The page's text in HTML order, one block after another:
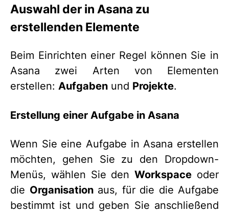
Auswahl der in Asana zu
erstellenden Elemente
Beim Einrichten einer Regel können Sie in
Asana zwei Arten von Elementen
erstellen: Aufgaben und Projekte.
Erstellung einer Aufgabe in Asana
Wenn Sie eine Aufgabe in Asana erstellen
möchten, gehen Sie zu den Dropdown-
Menüs, wählen Sie denWorkspace oder
die Organisationaus, für die die Aufgabe
bestimmt ist und geben Sie anschließend